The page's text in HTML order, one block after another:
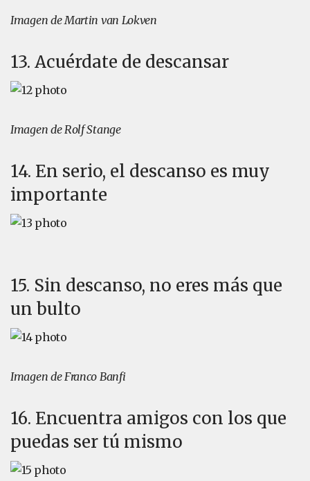
Imagen de Martin van Lokven
13. Acuérdate de descansar
Imagen de Rolf Stange
14. En serio, el descanso es muy
importante
15. Sin descanso, no eres más que
un bulto
Imagen de Franco Banfi
16. Encuentra amigos con los que
puedas ser tú mismo